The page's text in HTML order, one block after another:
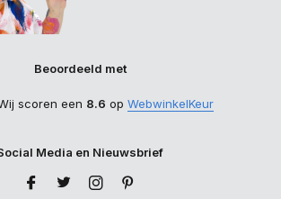
Beoordeeld met
scoren een 8.6 op WebwinkelKeur
Media en Nieuwsbrief